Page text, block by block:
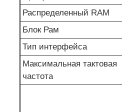
Полупроводниковое реле
Антенна связи
Распределенный RAM
Блок Рам
Тип интерфейса
Максимальная тактовая
частота